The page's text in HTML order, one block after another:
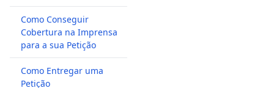
Como Conseguir
Cobertura na Imprensa
para a sua Petição
Como Entregar uma
Petição